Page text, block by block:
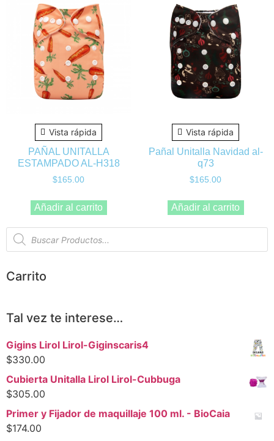
Vista rápida
PAÑAL UNITALLA
ESTAMPADO AL-H318
$165.00
Añadir al carrito
Vista rápida
Pañal Unitalla Navidad al-
q73
$165.00
Añadir al carrito
Carrito
Tal vez te interese…
Gigins Lirol Lirol-Giginscaris4
$330.00
Cubierta Unitalla Lirol Lirol-Cubbuga
$305.00
Primer y Fijador de maquillaje 100 ml. - BioCaia
$174.00